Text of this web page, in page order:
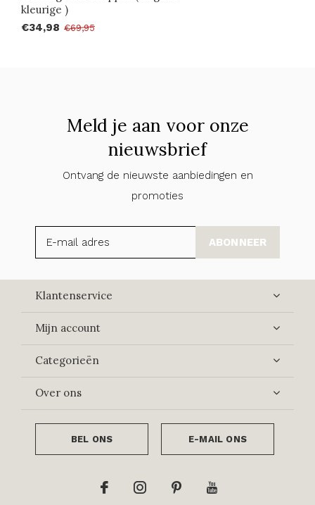
kleurige )
€34,98 €69,95
Meld je aan voor onze
nieuwsbrief
Ontvang de nieuwste aanbiedingen en
promoties
ABONNEER
Klantenservice
Mijn account
Categorieën
Over ons
BEL ONS E-MAIL ONS